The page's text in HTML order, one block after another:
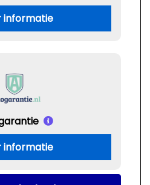
informatie
informatie